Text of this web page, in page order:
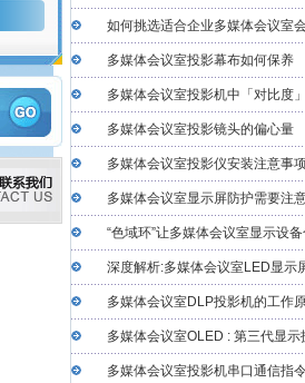
如何挑选适合企业多媒体会议室
多媒体会议室投影幕布如何保养
多媒体会议室投影机中「对比度
多媒体会议室投影镜头的偏心量
多媒体会议室投影仪安装注意事
多媒体会议室显示屏防护需要注
“色域环”让多媒体会议室显示设
深度解析:多媒体会议室LED显示
多媒体会议室DLP投影机的工作
多媒体会议室OLED : 第三代显示
多媒体会议室投影机串口通信指